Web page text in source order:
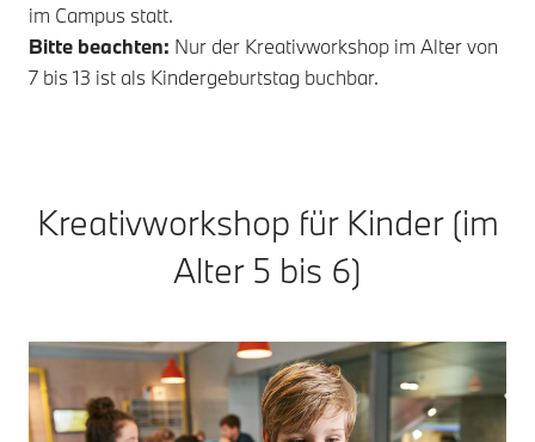
im Campus statt.
Bitte beachten: Nur der Kreativworkshop im Alter von
7 bis 13 ist als Kindergeburtstag buchbar.
Kreativworkshop für Kinder (im
Alter 5 bis 6)